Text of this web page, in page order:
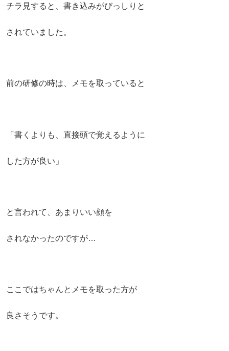
チラ見すると、書き込みがびっしりと
されていました。
前の研修の時は、メモを取っていると
「書くよりも、直接頭で覚えるように
した方が良い」
と言われて、あまりいい顔を
されなかったのですが…
ここではちゃんとメモを取った方が
良さそうです。